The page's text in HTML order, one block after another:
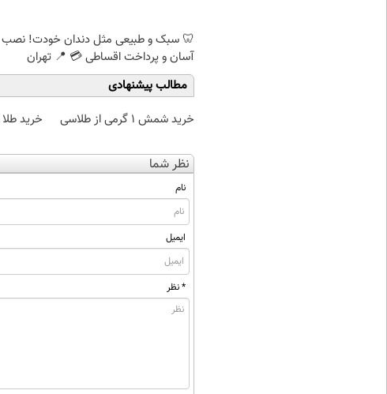
🦷 سبک و طبیعی مثل دندان خودت! نصب
آسان و پرداخت اقساطی 💳 📍 تهران
مطالب پیشنهادی
خرید شمش 1 گرمی از طلاسی
خرید
نظر شما
نام
ایمیل
* نظر